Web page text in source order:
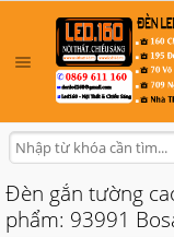
Đèn gắn tường
phẩm: 93991